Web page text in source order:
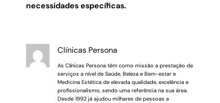
necessidades específicas.
Clínicas Persona
As Clínicas Persona têm como missão a prestação de
serviços a nível de Saúde, Beleza e Bem-estar e
Medicina Estética de elevada qualidade, excelência e
profissionalismo, sendo uma referência na sua área.
Desde 1992 já ajudou milhares de pessoas a